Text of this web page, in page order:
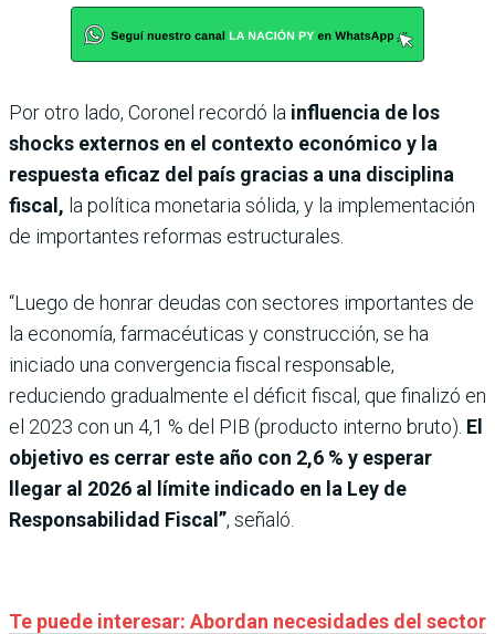
Por otro lado, Coronel recordó la influencia de los
shocks externos en el contexto económico y la
respuesta eficaz del país gracias a una disciplina
fiscal, la política monetaria sólida, y la implementación
de importantes reformas estructurales.
“Luego de honrar deudas con sectores importantes de
la economía, farmacéuticas y construcción, se ha
iniciado una convergencia fiscal responsable,
reduciendo gradualmente el déficit fiscal, que finalizó en
el 2023 con un 4,1 % del PIB (producto interno bruto). El
objetivo es cerrar este año con 2,6 % y esperar
llegar al 2026 al límite indicado en la Ley de
Responsabilidad Fiscal”, señaló.
Te puede interesar: Abordan necesidades del sector